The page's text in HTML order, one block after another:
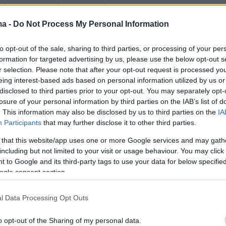
- Do Not Process My Personal Information
opt-out of the sale, sharing to third parties, or processing of your
for targeted advertising by us, please use the below opt-out
selection. Please note that after your opt-out request is processed
interest-based ads based on personal information utilized by us
to third parties prior to your opt-out. You may separately
of your personal information by third parties on the IAB’s list of
This information may also be disclosed by us to third parties on the
Participants that may further disclose it to other third parties.
that this website/app uses one or more Google services and may
but not limited to your visit or usage behaviour. You may
to Google and its third-party tags to use your data for below
consent section.
Data Processing Opt Outs
opt-out of the Sharing of my personal data.
αυτής της απόφασης και την
σ. Παύλου Πολάκη στην Κ.Ο. του κόμματος.
ιστορίας του, με δημόσιες διαφοροποιήσεις
αποχώρησης και ανοιχτές
προσχώρησης σε άλλο πολιτικό φορέα, η
ένα στέλεχος που δίνει ασίγαστη
με τη σημαία του κόμματος απέναντι στη
διαφθορά και το καθεστώς Μητσοτάκη,
εντύπωση επιλεκτικής εφαρμογής
διαλυτικά σχέδια», επισημαίνουν
με το ένα πόδι εκτός ΣΥΡΙΖΑ»
«είναι αξιοσημείωτο ότι, από τον